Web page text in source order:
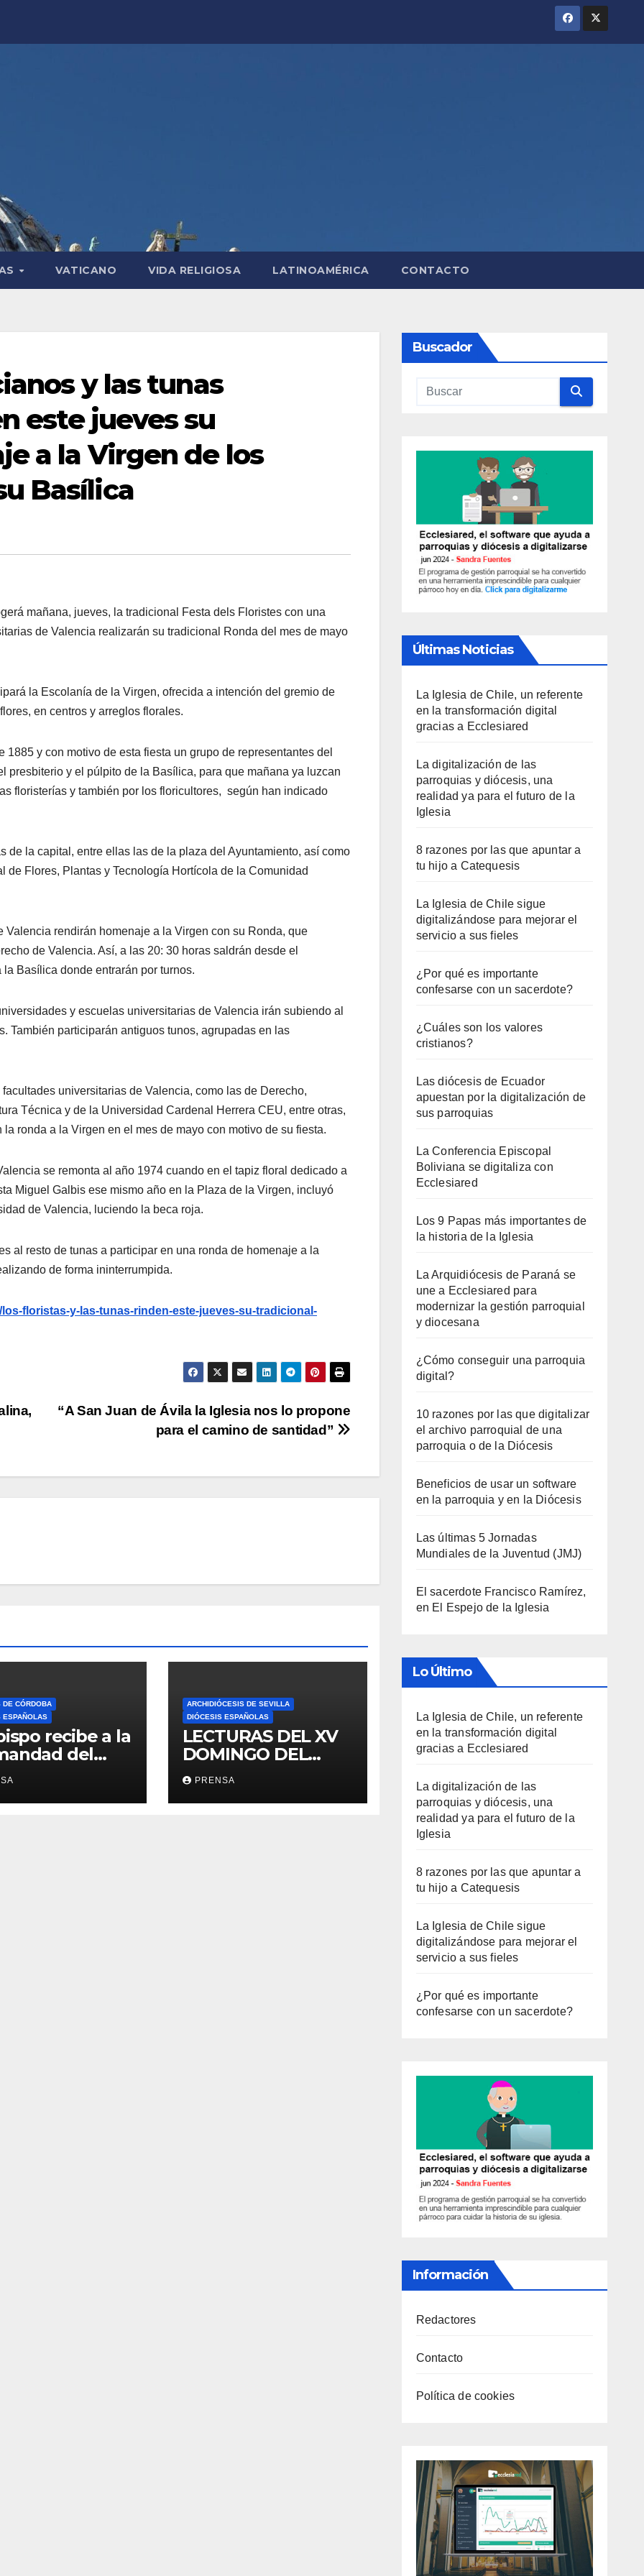
VATICANO VIDA RELIGIOSA LATINOAMÉRICA CONTACTO
y las tunas
este jueves su
a la Virgen de los
Basílica
mañana, jueves, la tradicional Festa dels Floristes con una
de Valencia realizarán su tradicional Ronda del mes de mayo
la Escolanía de la Virgen, ofrecida a intención del gremio de
en centros y arreglos florales.
y con motivo de esta fiesta un grupo de representantes del
presbiterio y el púlpito de la Basílica, para que mañana ya luzcan
floristerías y también por los floricultores, según han indicado
de la capital, entre ellas las de la plaza del Ayuntamiento, así como
Flores, Plantas y Tecnología Hortícola de la Comunidad
Valencia rendirán homenaje a la Virgen con su Ronda, que
de Valencia. Así, a las 20: 30 horas saldrán desde el
Basílica donde entrarán por turnos.
y escuelas universitarias de Valencia irán subiendo al
También participarán antiguos tunos, agrupadas en las
universitarias de Valencia, como las de Derecho,
Técnica y de la Universidad Cardenal Herrera CEU, entre otras,
ronda a la Virgen en el mes de mayo con motivo de su fiesta.
se remonta al año 1974 cuando en el tapiz floral dedicado a
Miguel Galbis ese mismo año en la Plaza de la Virgen, incluyó
de Valencia, luciendo la beca roja.
al resto de tunas a participar en una ronda de homenaje a la
de forma ininterrumpida.
floristas-y-las-tunas-rinden-este-jueves-su-tradicional-
“A San Juan de Ávila la Iglesia nos lo propone
para el camino de santidad”
DE CÓRDOBA
ESPAÑOLAS
recibe a la
del
ARCHIDIÓCESIS DE SEVILLA
DIÓCESIS ESPAÑOLAS
LECTURAS DEL XV
DOMINGO DEL
TIEMPO
ORDINARIO (A)
PRENSA
Buscador
Últimas Noticias
La Iglesia de Chile, un referente
en la transformación digital
gracias a Ecclesiared
La digitalización de las
parroquias y diócesis, una
realidad ya para el futuro de la
Iglesia
8 razones por las que apuntar a
tu hijo a Catequesis
La Iglesia de Chile sigue
digitalizándose para mejorar el
servicio a sus fieles
¿Por qué es importante
confesarse con un sacerdote?
¿Cuáles son los valores
cristianos?
Las diócesis de Ecuador
apuestan por la digitalización de
sus parroquias
La Conferencia Episcopal
Boliviana se digitaliza con
Ecclesiared
Los 9 Papas más importantes de
la historia de la Iglesia
La Arquidiócesis de Paraná se
une a Ecclesiared para
modernizar la gestión parroquial
y diocesana
¿Cómo conseguir una parroquia
digital?
10 razones por las que digitalizar
el archivo parroquial de una
parroquia o de la Diócesis
Beneficios de usar un software
en la parroquia y en la Diócesis
Las últimas 5 Jornadas
Mundiales de la Juventud (JMJ)
El sacerdote Francisco Ramírez,
en El Espejo de la Iglesia
Lo Último
La Iglesia de Chile, un referente
en la transformación digital
gracias a Ecclesiared
La digitalización de las
parroquias y diócesis, una
realidad ya para el futuro de la
Iglesia
8 razones por las que apuntar a
tu hijo a Catequesis
La Iglesia de Chile sigue
digitalizándose para mejorar el
servicio a sus fieles
¿Por qué es importante
confesarse con un sacerdote?
Información
Redactores
Contacto
Política de cookies